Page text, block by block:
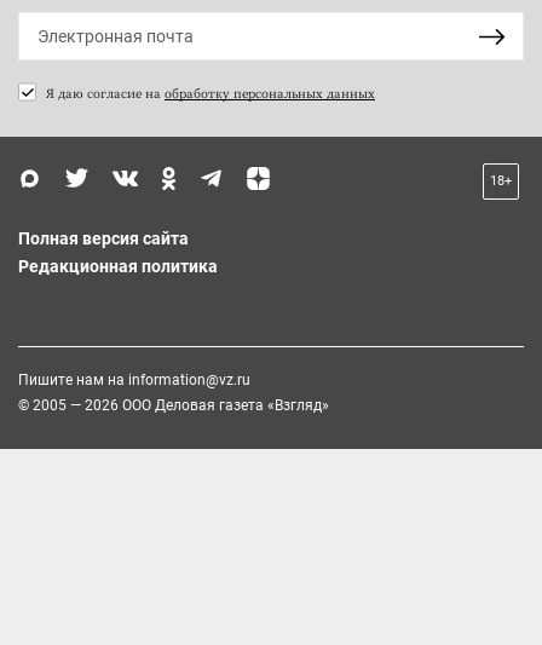
Я даю согласие на обработку персональных данных
18+
Полная версия сайта
Редакционная политика
Пишите нам на information@vz.ru
© 2005 — 2026 ООО Деловая газета «Взгляд»